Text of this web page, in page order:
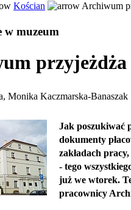
Kościan Archiwum
w muzeum
przyjeżdża
Monika Kaczmarska-Banaszak
Jak poszukiwać
dokumenty
zakładach
- tego
już we wtorek.
pracownicy